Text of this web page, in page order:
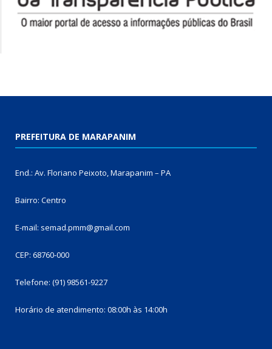
PREFEITURA DE MARAPANIM
End.: Av. Floriano Peixoto, Marapanim – PA
Bairro: Centro
E-mail: semad.pmm@gmail.com
CEP: 68760-000
Telefone: (91) 98561-9227
Horário de atendimento: 08:00h às 14:00h